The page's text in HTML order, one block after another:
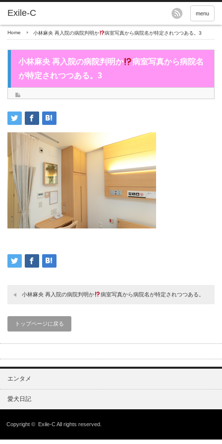
menu
Home 小林麻央 再入院の病院判明か 病室写真から病院名が特定されつつある。3
小林麻央 再入院の病院判明か
病室写真から病院名
が特定されつつある。3
小林麻央 再入院の病院判明か 病室写真から病院名が特定されつつある。
トップページに戻る
エンタメ
愛犬日記
Copyright © Exile-CAll rights reserved.